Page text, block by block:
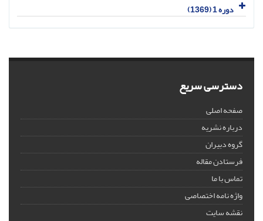
دوره 1 (1369)
دسترسی سریع
صفحه اصلی
درباره نشریه
گروه دبیران
فرستادن مقاله
تماس با ما
واژه نامه اختصاصی
نقشه سایت